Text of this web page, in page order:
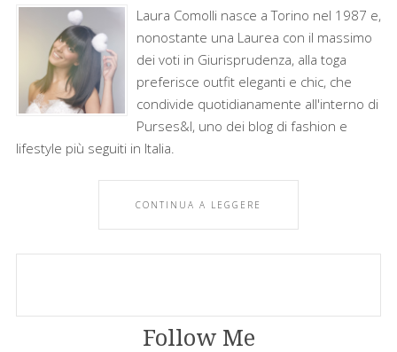
Laura Comolli nasce a Torino nel 1987 e,
nonostante una Laurea con il massimo
dei voti in Giurisprudenza, alla toga
preferisce outfit eleganti e chic, che
condivide quotidianamente all'interno di
Purses&I, uno dei blog di fashion e
lifestyle più seguiti in Italia.
CONTINUA A LEGGERE
Follow Me